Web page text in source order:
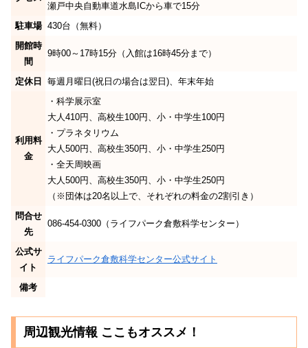
瀬戸中央自動車道水島ICから車で15分
駐車場 430台（無料）
開館時
間
9時00～17時15分（入館は16時45分まで）
定休日 毎週月曜日(祝日の場合は翌日)、年末年始
利用料
金
・科学展示室
大人410円、高校生100円、小・中学生100円
・プラネタリウム
大人500円、高校生350円、小・中学生250円
・全天周映画
大人500円、高校生350円、小・中学生250円
（※団体は20名以上で、それぞれの料金の2割引き）
問合せ
先
086-454-0300（ライフパーク倉敷科学センター）
公式サ
イト
ライフパーク倉敷科学センター公式サイト
備考
周辺観光情報 ここもオススメ！